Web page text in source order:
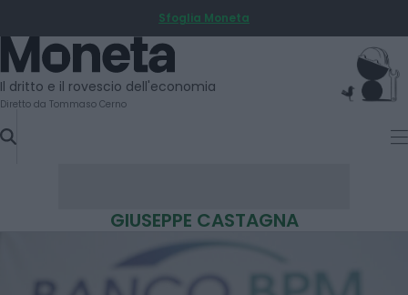
TO
CONTENT
Sfoglia Moneta
Moneta
Il dritto e il rovescio dell'economia
Diretto da Tommaso Cerno
GIUSEPPE CASTAGNA